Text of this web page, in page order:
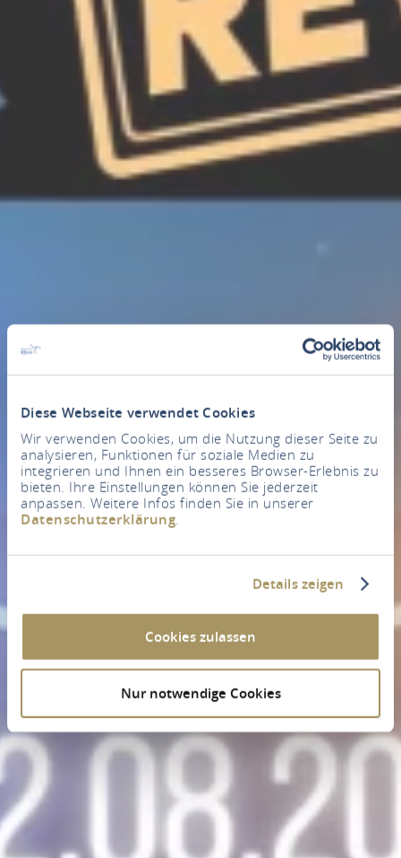
Diese Webseite verwendet Cookies
Wir verwenden Cookies, um die Nutzung dieser Seite zu
analysieren, Funktionen für soziale Medien zu
integrieren und Ihnen ein besseres Browser-Erlebnis zu
bieten. Ihre Einstellungen können Sie jederzeit
anpassen. Weitere Infos finden Sie in unserer
Datenschutzerklärung.
Details zeigen
Cookies zulassen
Nur notwendige Cookies